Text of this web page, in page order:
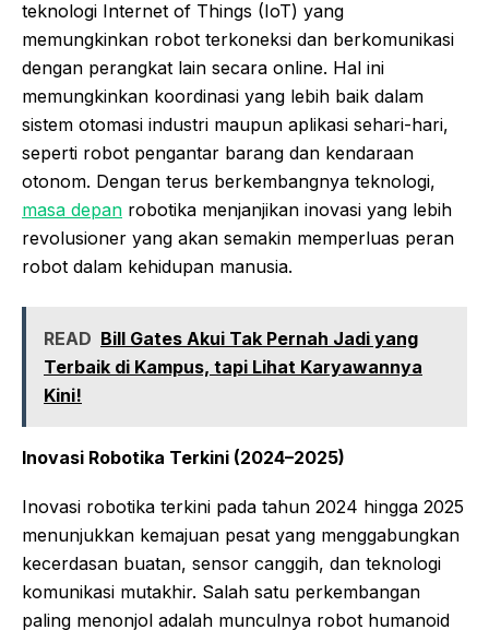
teknologi Internet of Things (IoT) yang
memungkinkan robot terkoneksi dan berkomunikasi
dengan perangkat lain secara online. Hal ini
memungkinkan koordinasi yang lebih baik dalam
sistem otomasi industri maupun aplikasi sehari-hari,
seperti robot pengantar barang dan kendaraan
otonom. Dengan terus berkembangnya teknologi,
masa depan robotika menjanjikan inovasi yang lebih
revolusioner yang akan semakin memperluas peran
robot dalam kehidupan manusia.
READ Bill Gates Akui Tak Pernah Jadi yang
Terbaik di Kampus, tapi Lihat Karyawannya
Kini!
Inovasi Robotika Terkini (2024–2025)
Inovasi robotika terkini pada tahun 2024 hingga 2025
menunjukkan kemajuan pesat yang menggabungkan
kecerdasan buatan, sensor canggih, dan teknologi
komunikasi mutakhir. Salah satu perkembangan
paling menonjol adalah munculnya robot humanoid